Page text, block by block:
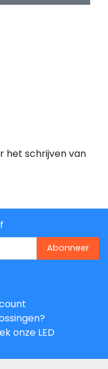
het schrijven van
Abonneer
onze LED